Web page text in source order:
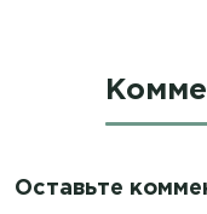
Оставьте